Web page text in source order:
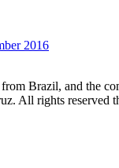
2016
Brazil, and the
All rights reserved